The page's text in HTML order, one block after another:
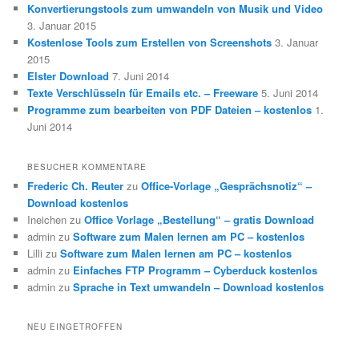
Konvertierungstools zum umwandeln von Musik und Video
3. Januar 2015
Kostenlose Tools zum Erstellen von Screenshots 3. Januar
2015
Elster Download 7. Juni 2014
Texte Verschlüsseln für Emails etc. – Freeware 5. Juni 2014
Programme zum bearbeiten von PDF Dateien – kostenlos 1.
Juni 2014
BESUCHER KOMMENTARE
Frederic Ch. Reuter zuOffice-Vorlage „Gesprächsnotiz“ –
Download kostenlos
Ineichen zuOffice Vorlage „Bestellung“ – gratis Download
admin zuSoftware zum Malen lernen am PC – kostenlos
Lilli zuSoftware zum Malen lernen am PC – kostenlos
admin zu Einfaches FTP Programm – Cyberduck kostenlos
admin zuSprache in Text umwandeln – Download kostenlos
NEU EINGETROFFEN